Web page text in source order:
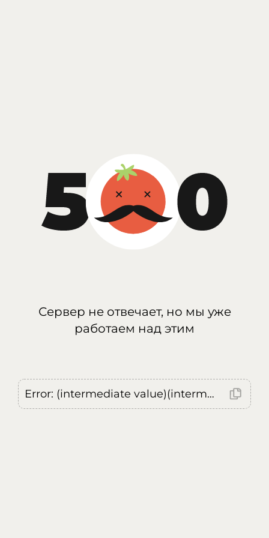
Сервер не отвечает, но мы уже
работаем над этим
Error: (intermediate value)(intermediate value)(intermediate value).replaceAll is not a function